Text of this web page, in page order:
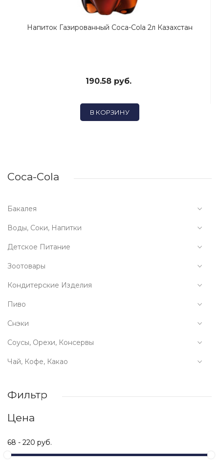
Напиток Газированный Coca-Cola 2л Казахстан
190.58 руб.
В КОРЗИНУ
Coca-Cola
Бакалея
Воды, Соки, Напитки
Детское Питание
Зоотовары
Кондитерские Изделия
Пиво
Снэки
Соусы, Орехи, Консервы
Чай, Кофе, Какао
Фильтр
Цена